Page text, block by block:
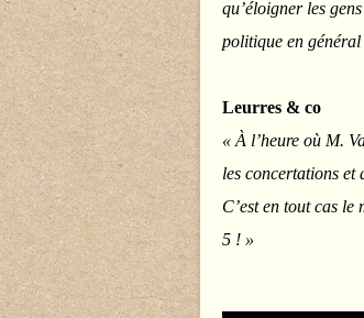
qu’éloigner les
politique en général
Leurres & co
« À l’heure où M.
les concertations et
C’est en tout cas le
5 ! »